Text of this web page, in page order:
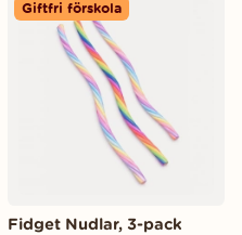
Giftfri förskola
Fidget Nudlar, 3-pack